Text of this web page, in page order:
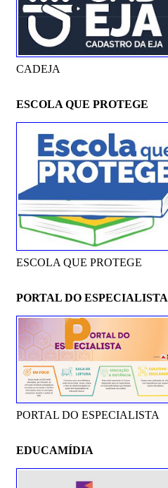
CADEJA
ESCOLA QUE PROTEGE
ESCOLA QUE PROTEGE
PORTAL DO ESPECIALISTA
PORTAL DO ESPECIALISTA
EDUCAMÍDIA